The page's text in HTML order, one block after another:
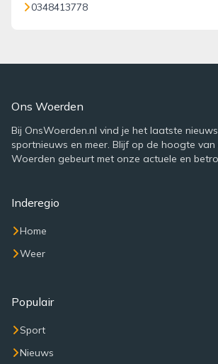
0348413778
Ons Woerden
Bij OnsWoerden.nl vind je het laatste
sportnieuws en meer. Blijf op de hoogte
Woerden gebeurt met onze actuele en
Inderegio
Home
Weer
Populair
Sport
Nieuws